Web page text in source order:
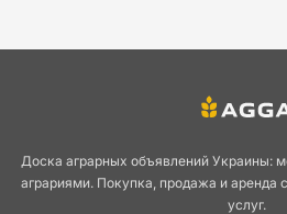
Доска аграрных объявлений Украины:
аграриями. Покупка, продажа и аренда
услуг.